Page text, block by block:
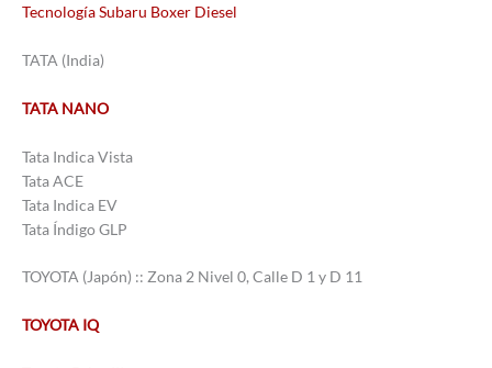
Tecnología Subaru Boxer Diesel
TATA (India)
TATA NANO
Tata Indica Vista
Tata ACE
Tata Indica EV
Tata Índigo GLP
TOYOTA (Japón) :: Zona 2 Nivel 0, Calle D 1 y D 11
TOYOTA IQ